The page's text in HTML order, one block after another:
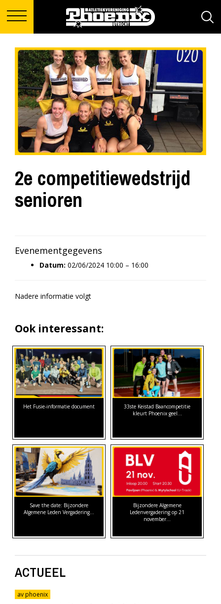
2e competitiewedstrijd
senioren
Evenementgegevens
Datum: 02/06/2024 10:00 – 16:00
Nadere informatie volgt
Ook interessant:
Het Fusie-informatie document
33ste Keistad Baancompetitie
kleurt Phoenix geel…
Save the date: Bijzondere
Algemene Leden Vergadering…
Bijzondere Algemene
Ledenvergadering op 21
november…
ACTUEEL
av phoenix